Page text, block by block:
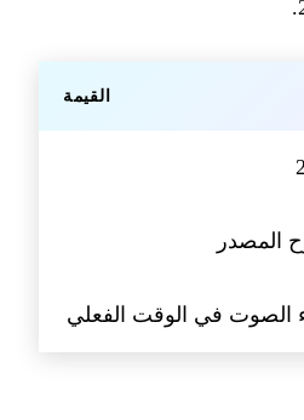
القيمة
المصدر
الصوت في الوقت الفعلي